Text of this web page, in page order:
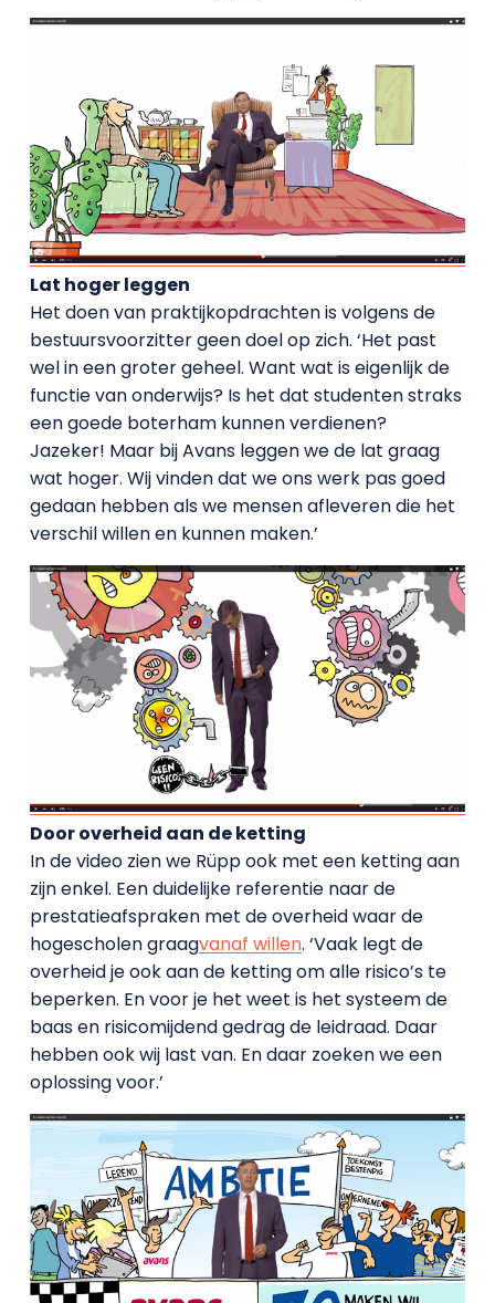
Lat hoger leggen
Het doen van praktijkopdrachten is volgens de
bestuursvoorzitter geen doel op zich. ‘Het past
wel in een groter geheel. Want wat is eigenlijk de
functie van onderwijs? Is het dat studenten straks
een goede boterham kunnen verdienen?
Jazeker! Maar bij Avans leggen we de lat graag
wat hoger. Wij vinden dat we ons werk pas goed
gedaan hebben als we mensen afleveren die het
verschil willen en kunnen maken.’
Door overheid aan de ketting
In de video zien we Rüpp ook met een ketting aan
zijn enkel. Een duidelijke referentie naar de
prestatieafspraken met de overheid waar de
hogescholen graagvanaf willen. ‘Vaak legt de
overheid je ook aan de ketting om alle risico’s te
beperken. En voor je het weet is het systeem de
baas en risicomijdend gedrag de leidraad. Daar
hebben ook wij last van. En daar zoeken we een
oplossing voor.’